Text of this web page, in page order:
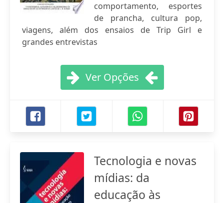
comportamento, esportes
de prancha, cultura pop,
viagens, além dos ensaios de Trip Girl e
grandes entrevistas
Ver Opções
Tecnologia e novas
mídias: da
educação às